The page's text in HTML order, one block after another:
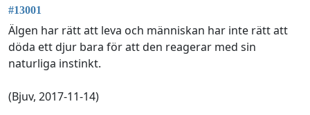
#13001
Älgen har rätt att leva och människan har inte rätt att
döda ett djur bara för att den reagerar med sin
naturliga instinkt.
(Bjuv, 2017-11-14)